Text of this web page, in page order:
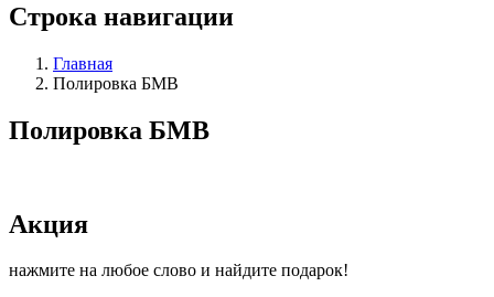
Строка навигации
Главная
Полировка БМВ
Полировка БМВ
Акция
нажмите на любое слово и найдите подарок!